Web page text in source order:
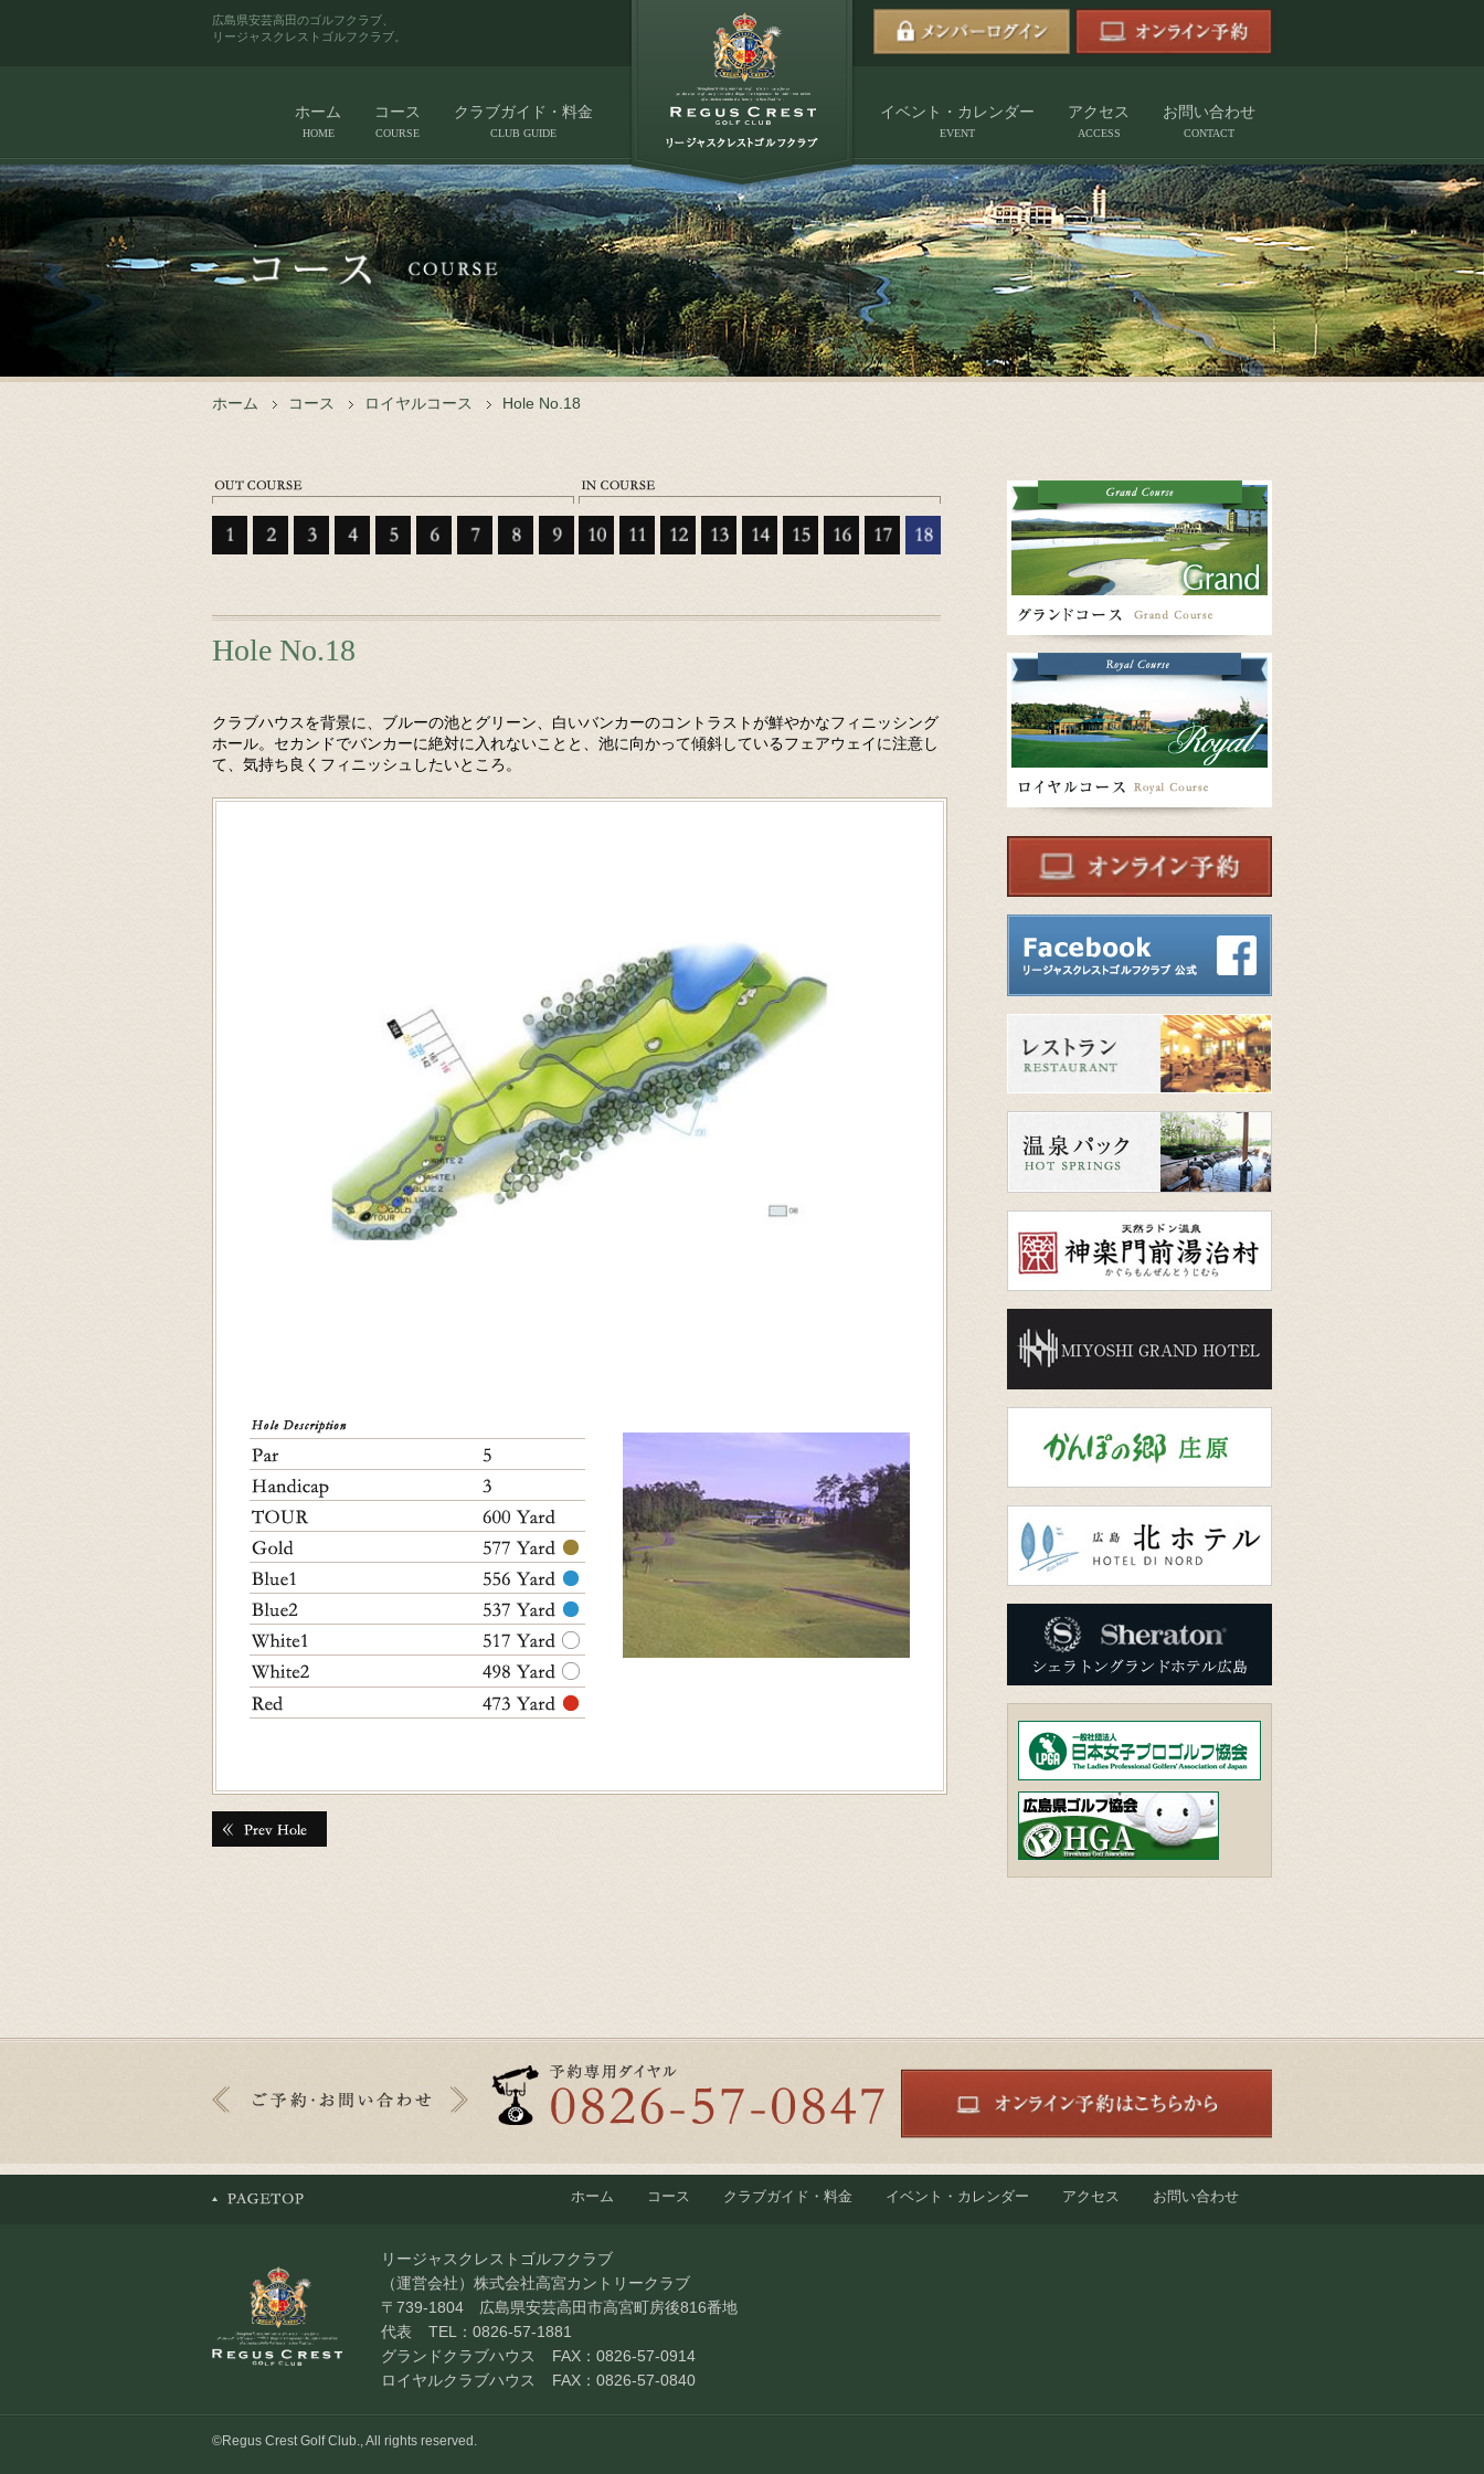
広島県安芸高田のゴルフクラブ、
リージャスクレストゴルフクラブ。
ホーム
HOME
コース
COURSE
クラブガイド・料金
CLUB GUIDE
イベント・カレンダー
EVENT
アクセス
ACCESS
お問い合わせ
CONTACT
ホーム コース ロイヤルコース Hole No.18
Hole No.18
クラブハウスを背景に、ブルーの池とグリーン、白いバンカーのコントラストが鮮やかなフィニッシング
ホール。セカンドでバンカーに絶対に入れないことと、池に向かって傾斜しているフェアウェイに注意し
て、気持ち良くフィニッシュしたいところ。
ホーム コース クラブガイド・料金 イベント・カレンダー アクセス お問い合わせ
リージャスクレストゴルフクラブ
（運営会社）株式会社高宮カントリークラブ
〒739-1804 広島県安芸高田市高宮町房後816番地
代表
TEL：0826-57-1881
グランドクラブハウス
FAX：0826-57-0914
ロイヤルクラブハウス
FAX：0826-57-0840
©Regus Crest Golf Club., All rights reserved.